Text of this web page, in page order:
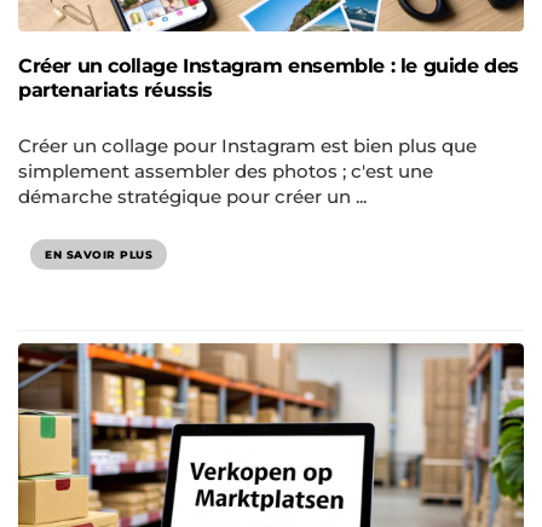
Créer un collage Instagram ensemble : le guide des
partenariats réussis
Créer un collage pour Instagram est bien plus que
simplement assembler des photos ; c'est une
démarche stratégique pour créer un ...
EN SAVOIR PLUS